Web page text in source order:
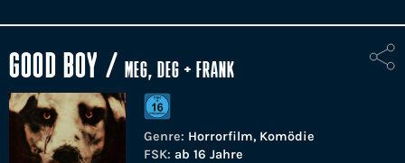
GOOD BOY / MEG, DEG + FRANK
Genre: Horrorfilm, Komödie
FSK: ab 16 Jahre